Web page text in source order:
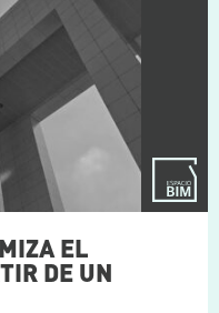
EL
DE UN